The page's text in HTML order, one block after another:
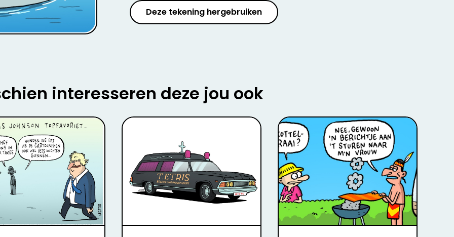
Deze tekening hergebruiken
interesseren deze jou ook